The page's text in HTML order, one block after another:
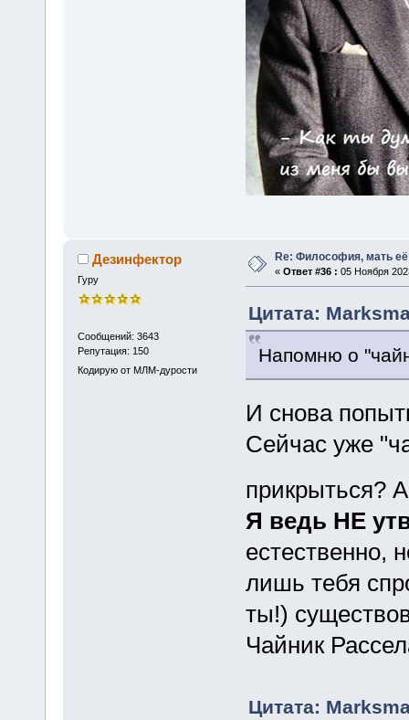
Дезинфектор
Гуру
Сообщений: 3643
Репутация: 150
Кодирую от МЛМ-дурости
Re: Философия, мать её
« Ответ #36 : 05 Ноября
Цитата:
Напомню о
И снова
Сейчас уже
прикрыться?
Я ведь НЕ
естественно,
лишь тебя
ты!)
Чайник
Цитата: